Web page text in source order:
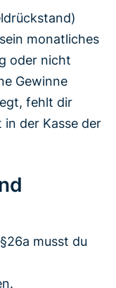
monatliches
oder nicht
Gewinne
fehlt dir
der Kasse der
musst du